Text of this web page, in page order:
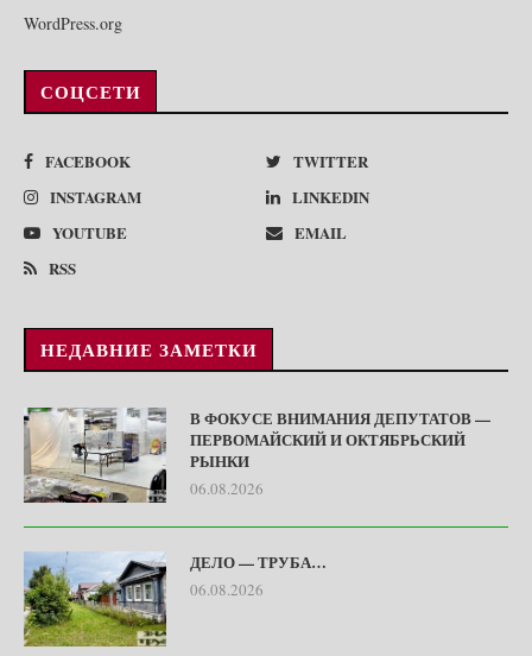
WordPress.org
СОЦСЕТИ
FACEBOOK
TWITTER
INSTAGRAM
LINKEDIN
YOUTUBE
EMAIL
RSS
НЕДАВНИЕ ЗАМЕТКИ
В ФОКУСЕ ВНИМАНИЯ ДЕПУТАТОВ —
ПЕРВОМАЙСКИЙ И ОКТЯБРЬСКИЙ
РЫНКИ
06.08.2026
ДЕЛО — ТРУБА…
06.08.2026